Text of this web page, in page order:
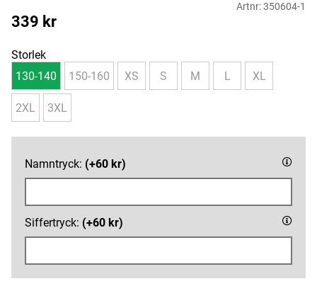
Artnr:350604-1
339 kr
Namntryck: (+60 kr)
Siffertryck: (+60 kr)
Storlek
130-140
150-160 XS S M L XL
2XL 3XL